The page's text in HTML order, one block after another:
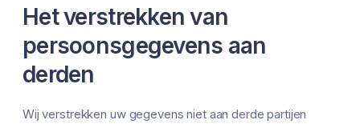
Het verstrekken van
persoonsgegevens aan
derden
Wij verstrekken uw gegevens niet aan derde partijen